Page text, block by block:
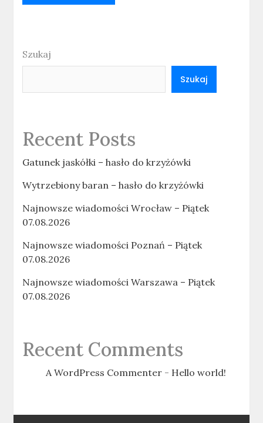
Szukaj
Szukaj
Recent Posts
Gatunek jaskółki – hasło do krzyżówki
Wytrzebiony baran – hasło do krzyżówki
Najnowsze wiadomości Wrocław – Piątek
07.08.2026
Najnowsze wiadomości Poznań – Piątek
07.08.2026
Najnowsze wiadomości Warszawa – Piątek
07.08.2026
Recent Comments
A WordPress Commenter - Hello world!